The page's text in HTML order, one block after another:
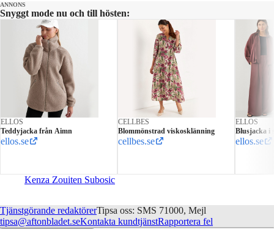
ANNONS
Snyggt mode nu och till hösten:
ELLOS
Teddyjacka från Aimn
ellos.se
CELLBES
Blommönstrad viskosklänning
cellbes.se
ELLOS
Blusjacka i
ellos.se
Kenza Zouiten Subosic
Tjänstgörande redaktörerTipsa oss: SMS 71000, Mejl
tipsa@aftonbladet.seKontakta kundtjänstRapportera fel